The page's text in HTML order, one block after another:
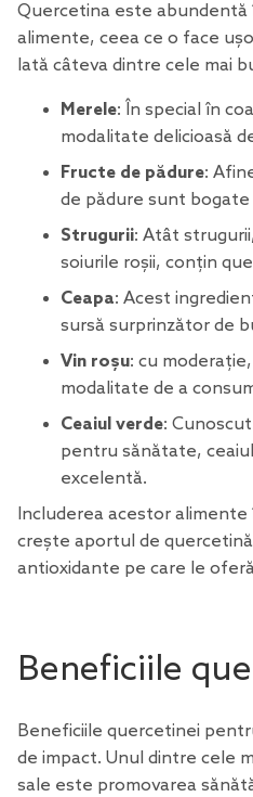
Quercetina este
alimente, ceea ce o face
Iată câteva dintre cele mai
Merele: În special în
modalitate delicioasă
Fructe de pădure:
de pădure sunt
Strugurii: Atât
soiurile roșii, conțin
Ceapa: Acest
sursă surprinzător de
Vin roșu: cu
modalitate de a
Ceaiul verde:
pentru sănătate,
excelentă.
Includerea acestor alimente
crește aportul de
antioxidante pe care le
Beneficiile
Beneficiile quercetinei
de impact. Unul dintre cele
sale este promovarea